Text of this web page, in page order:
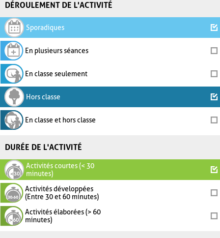
DÉROULEMENT DE L'ACTIVITÉ
Sporadiques
En plusieurs séances
En classe seulement
Hors classe
En classe et hors classe
DURÉE DE L'ACTIVITÉ
Activités courtes (< 30
minutes)
Activités développées
(Entre 30 et 60 minutes)
Activités élaborées (> 60
minutes)